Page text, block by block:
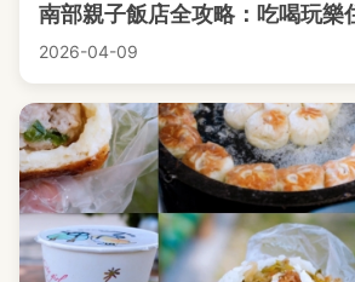
南部親子飯店全攻略：吃喝玩樂
2026-04-09